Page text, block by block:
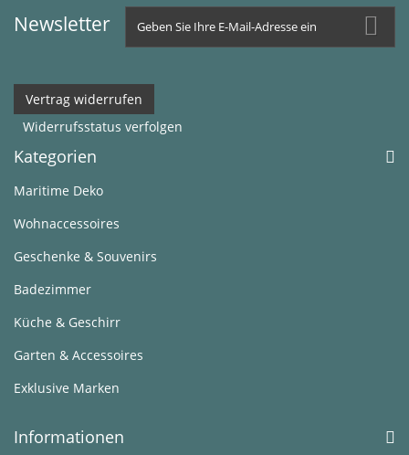
Newsletter
Vertrag widerrufen
Widerrufsstatus verfolgen
Kategorien
Maritime Deko
Wohnaccessoires
Geschenke & Souvenirs
Badezimmer
Küche & Geschirr
Garten & Accessoires
Exklusive Marken
Informationen